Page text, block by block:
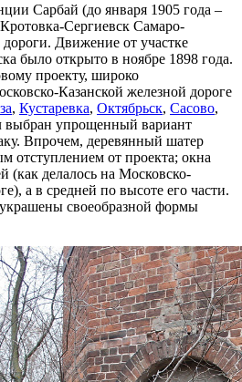
Сарбай (до января 1905 года –
Сергиевск Самаро-
дороги. Движение от участке
было открыто в ноябре 1898 года.
проекту, широко
Казанской железной дороге
, Кустаревка, Октябрьск, Сасово,
выбран упрощенный вариант
Впрочем, деревянный шатер
отступлением от проекта; окна
(как делалось на Московско-
а в средней по высоте его части.
своеобразной формы